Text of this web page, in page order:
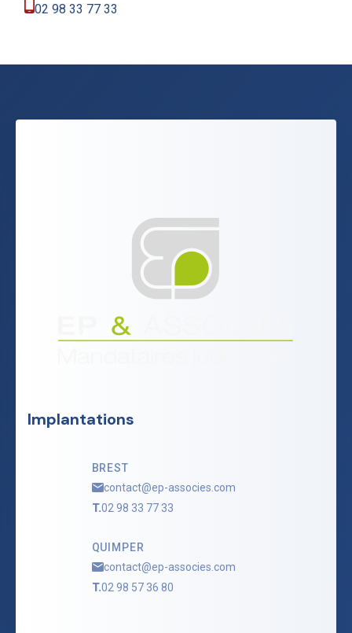
02 98 33 77 33
Implantations
BREST
contact@ep-associes.com
T.02 98 33 77 33
QUIMPER
contact@ep-associes.com
T.02 98 57 36 80